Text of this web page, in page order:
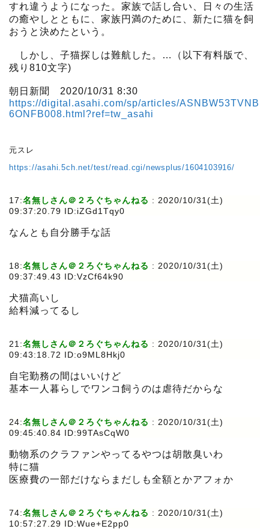
すれ違うようになった。家族で話し合い、日々の生活
の癒やしとともに、家族円満のために、新たに猫を飼
おうと決めたという。
しかし、子猫探しは難航した。…（以下有料版で、
残り810文字)
朝日新聞 2020/10/31 8:30
https://digital.asahi.com/sp/articles/ASNBW53TVNB
6ONFB008.html?ref=tw_asahi
元スレ
https://asahi.5ch.net/test/read.cgi/newsplus/1604103916/
17:名無しさん＠２ろぐちゃんねる : 2020/10/31(土)
09:37:20.79 ID:iZGd1Tqy0
なんとも自分勝手な話
18:名無しさん＠２ろぐちゃんねる : 2020/10/31(土)
09:37:49.43 ID:VzCf64k90
犬猫高いし
給料減ってるし
21:名無しさん＠２ろぐちゃんねる : 2020/10/31(土)
09:43:18.72 ID:o9ML8Hkj0
自宅勤務の間はいいけど
基本一人暮らしでワンコ飼うのは虐待だからな
24:名無しさん＠２ろぐちゃんねる : 2020/10/31(土)
09:45:40.84 ID:99TAsCqW0
動物系のクラファンやってるやつは胡散臭いわ
特に猫
医療費の一部だけならまだしも全額とかアフォか
74:名無しさん＠２ろぐちゃんねる : 2020/10/31(土)
10:57:27.29 ID:Wue+E2pp0